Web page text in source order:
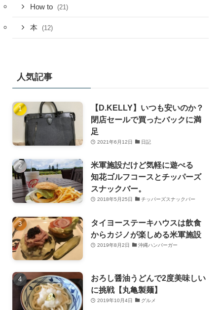
How to (21)
本 (12)
人気記事
【D.KELLY】いつも安いのか？
閉店セールで買ったバックに満
足
2021年6月12日 日記
米軍施設だけど気軽に遊べる
知花ゴルフコースとチッパーズ
スナックバー。
2018年5月25日 チッパーズスナックバー
タイヨーステーキハウスは飲食
からカジノが楽しめる米軍施設
2019年8月2日 沖縄ハンバーガー
おろし醤油うどんで2度美味しい
に挑戦【丸亀製麺】
2019年10月4日 グルメ